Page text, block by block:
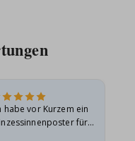
habe vor Kurzem ein
für